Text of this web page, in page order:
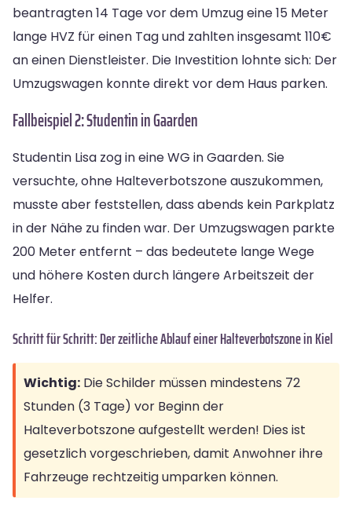
beantragten 14 Tage vor dem Umzug eine 15 Meter
lange HVZ für einen Tag und zahlten insgesamt 110€
an einen Dienstleister. Die Investition lohnte sich: Der
Umzugswagen konnte direkt vor dem Haus parken.
Fallbeispiel 2: Studentin in Gaarden
Studentin Lisa zog in eine WG in Gaarden. Sie
versuchte, ohne Halteverbotszone auszukommen,
musste aber feststellen, dass abends kein Parkplatz
in der Nähe zu finden war. Der Umzugswagen parkte
200 Meter entfernt – das bedeutete lange Wege
und höhere Kosten durch längere Arbeitszeit der
Helfer.
Schritt für Schritt: Der zeitliche Ablauf einer Halteverbotszone in Kiel
Wichtig: Die Schilder müssen mindestens 72
Stunden (3 Tage) vor Beginn der
Halteverbotszone aufgestellt werden! Dies ist
gesetzlich vorgeschrieben, damit Anwohner ihre
Fahrzeuge rechtzeitig umparken können.